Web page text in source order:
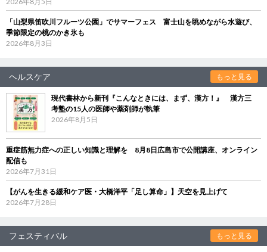
「山梨県笛吹川フルーツ公園」でサマーフェス 富士山を眺めながら水遊び、
季節限定の桃のかき氷も
2026年8月3日
ヘルスケア もっと見る
現代書林から新刊『こんなときには、まず、漢方！』 漢方三
考塾の15人の医師や薬剤師が執筆
2026年8月5日
重症筋無力症への正しい知識と理解を 8月8日広島市で公開講座、オンライン
配信も
2026年7月31日
【がんを生きる緩和ケア医・大橋洋平「足し算命」】天空を見上げて
2026年7月28日
フェスティバル もっと見る